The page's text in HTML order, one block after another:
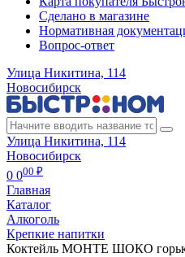
Сделано в магазине
Нормативная
Вопрос-ответ
Улица Никитина, 114
Новосибирск
Улица Никитина, 114
Новосибирск
0 000 ₽
Главная
Каталог
Алкоголь
Крепкие напитки
Коктейль МОНТЕ ШОКО